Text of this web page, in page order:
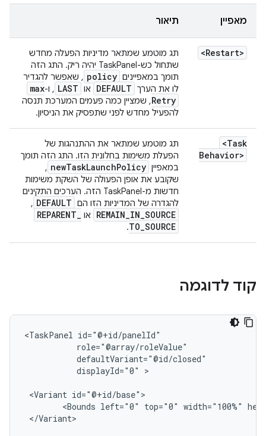
מאפיין תיאור
<Restart>
תג מוטמע שמתאר מדיניות הפעלה מחדש
שתחול כש-TaskPanel יהיה ריק. התג הזה
תומך במאפיינים policy , שאפשר להגדיר
לו את הערך DEFAULT או LAST , ו-max
Retry, שמציין כמה פעמים המערכת תנסה
להפעיל מחדש לפני שתפסיק את הניסיון.
<Task
Behavior>
תג מוטמע שמתאר את ההתנהגות של
הפעלת משימות בחלונית הזו. התג הזה תומך
במאפיין
newTaskLaunchPolicy
,
שקובע את אופן הפעולה של השקת משימות
חדשות מ-TaskPanel הזה. הערכים התקינים
להגדרה של המדיניות הזו הם DEFAULT
,‏
REMAIN_IN_SOURCE או REPARENT_
TO_SOURCE
.
קוד לדוגמה
<TaskPanel
displayId="0"
>
<Variant
<Bounds left="0" top="0" width="100%"
</Variant>